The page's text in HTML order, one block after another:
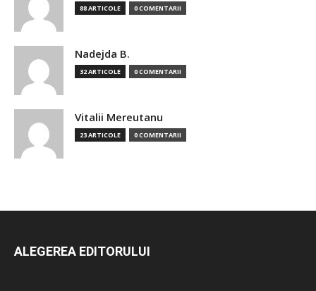
88 ARTICOLE 0 COMENTARII
Nadejda B.
32 ARTICOLE 0 COMENTARII
Vitalii Mereutanu
23 ARTICOLE 0 COMENTARII
ALEGEREA EDITORULUI